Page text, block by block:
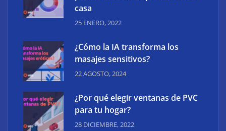
casa
25 ENERO, 2022
¿Cómo la IA transforma los
masajes sensitivos?
22 AGOSTO, 2024
¿Por qué elegir ventanas de PVC
para tu hogar?
28 DICIEMBRE, 2022